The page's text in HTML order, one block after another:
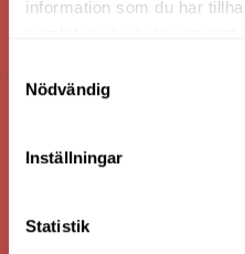
information som du har
Nödvändig
Inställningar
Statistik
363 44 Lammhult